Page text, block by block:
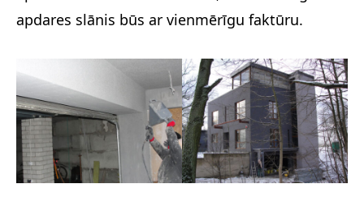
apdares slānis būs ar vienmērīgu faktūru.